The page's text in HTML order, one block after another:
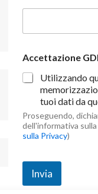
Accettazione
Utilizzando
tuoi dati da
Proseguendo,
dell'informativa sulla
sulla Privacy)
Invia